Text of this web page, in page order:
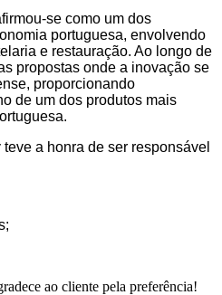
se como um dos
portuguesa, envolvendo
e restauração. Ao longo de
propostas onde a inovação se
proporcionando
de um dos produtos mais
a honra de ser responsável
ao cliente pela preferência!